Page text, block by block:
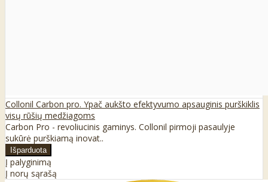
Collonil Carbon pro. Ypač aukšto efektyvumo apsauginis purškiklis
visų rūšių medžiagoms
Carbon Pro - revoliucinis gaminys. Collonil pirmoji pasaulyje
sukūrė purškiamą inovat..
Į palyginimą
Į norų sąrašą